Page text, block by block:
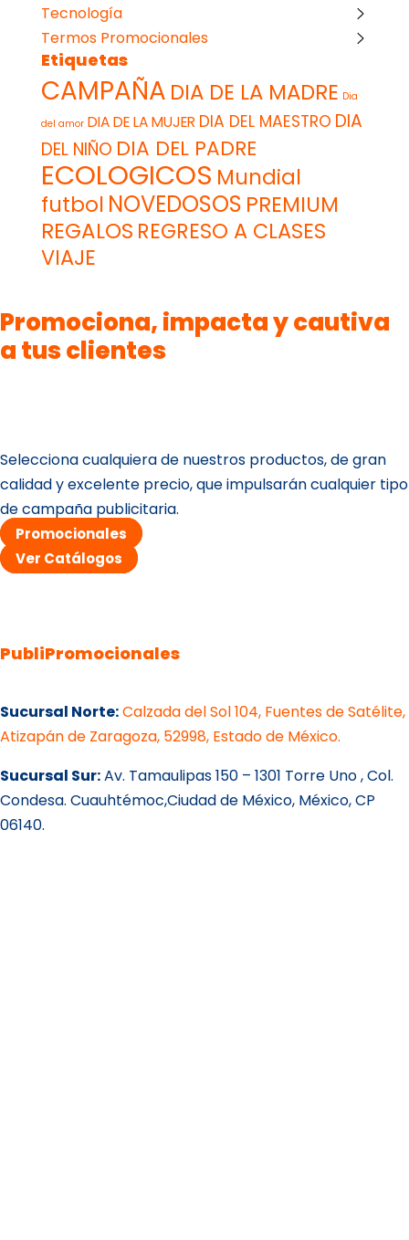
Tecnología
Termos Promocionales
Etiquetas
CAMPAÑA DIA DE LA MADRE Dia
del amor DIA DE LA MUJER DIA DEL MAESTRO DIA
DEL NIÑO DIA DEL PADRE
ECOLOGICOS Mundial
futbol NOVEDOSOS PREMIUM
REGALOS REGRESO A CLASES
VIAJE
Promociona, impacta y cautiva
a tus clientes
Selecciona cualquiera de nuestros productos, de gran
calidad y excelente precio, que impulsarán cualquier tipo
de campaña publicitaria.
Promocionales
Ver Catálogos
PubliPromocionales
Sucursal Norte:Calzada del Sol 104, Fuentes de Satélite,
Atizapán de Zaragoza, 52998, Estado de México.
Sucursal Sur:Av. Tamaulipas 150 – 1301 Torre Uno , Col.
Condesa. Cuauhtémoc,Ciudad de México, México, CP
06140.